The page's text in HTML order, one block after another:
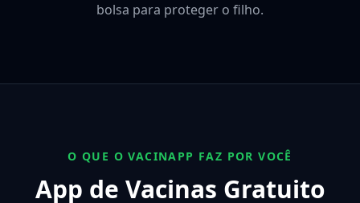
bolsa para proteger o filho.
O QUE O VACINAPP FAZ POR VOCÊ
App de Vacinas Gratuito